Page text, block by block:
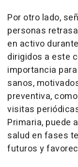
Por otro lado,
personas
en activo
dirigidos a este
importancia
sanos,
preventiva,
visitas
Primaria, puede
salud en fases
futuros y